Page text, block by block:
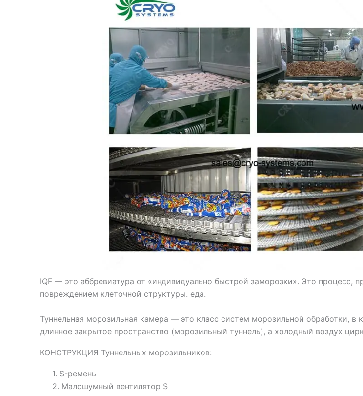
IQF — это аббревиатура от «индивидуально быстрой заморозки». Это
повреждением клеточной структуры. еда.
Туннельная морозильная камера — это класс систем морозильной обработки,
длинное закрытое пространство (морозильный туннель), а холодный воздух
КОНСТРУКЦИЯ Туннельных морозильников:
1. S-ремень
2. Малошумный вентилятор S